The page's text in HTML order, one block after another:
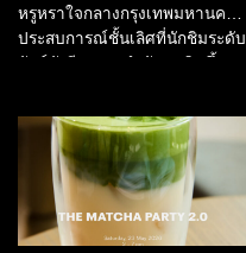
หรูหราใจกลางกรุงเทพมหานคร
ประสบการณ์ชั้นเลิศที่นักชิมระดับ
SOtraveler เรามีความยินดีที่จะ
นำเสนอการร่วมมือครั้งสำคัญที่
กำลังจะเปลี่ยนค่ำคืนต้นเดือน
มิถุนายนนี้ให้เป็นมื้ออาหารที่น่า
จดจำที่สุดแห่งปี โรงแรมสยาม
เคมปินสกี้ กรุงเทพฯ เตรียมเปิด